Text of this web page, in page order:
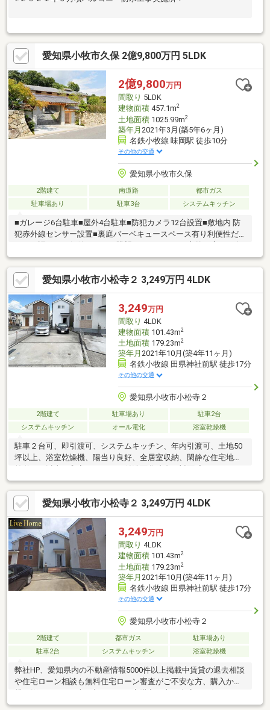
愛知県小牧市久保 2億9,800万円 5LDK
2億9,800万円
間取り 5LDK
建物面積457.1m2
土地面積1025.99m2
築年月 2021年3月(築5年6ヶ月)
名鉄小牧線 味岡駅 徒歩10分
その他の交通
愛知県小牧市久保
2階建て 南道路
都市ガス
駐車場あり
駐車3台 システムキッチン
■ガレージ6台駐車■屋外4台駐車■防犯カメラ12台設置■敷地内 防
犯赤外線センサー設置■裏庭バーベキュースペース有り利便性だ
古屋の街並みは、時に励まし、時に癒やしを与えてくれる唯一無
二のパートナー。この景色とともに歩む、ゆとりある暮らしを提
案します。岐阜県伝統建築家 飛騨高山の匠 に認定された宮大工が
施工 飛騨の伝統的な技と彫刻を取り入れて施工された住宅です。
屋根の軒下には雁用雲の彫刻を施し木造部分は、金物を仕様せ
ず、込み栓などの伝統的な組み方で仕上げています。壁面は漆喰
塗りでの仕上げ、神社やお寺と同様の仕上げです。
愛知県小牧市小松寺２ 3,249万円 4LDK
3,249万円
間取り 4LDK
建物面積101.43m2
土地面積179.23m2
築年月 2021年10月(築4年11ヶ月)
名鉄小牧線 田県神社前駅 徒歩17分
その他の交通
愛知県小牧市小松寺２
2階建て 駐車場あり
駐車2台
システムキッチン
オール電化 浴室乾燥機
駐車２台可、即引渡可、システムキッチン、年内引渡可、土地50
坪以上、浴室乾燥機、陽当り良好、全居室収納、閑静な住宅地、
トイレ２ヶ所、２階建、東南向き、南面バルコニー、オートバ
ス、温水洗浄便座、浴室に窓、ＴＶモニタ付インターホン、通風
良好、ウォークインクローゼット、ＩＨクッキングヒーター、小
学校 徒歩10分以内、周辺交通量少なめ、オール電化
愛知県小牧市小松寺２ 3,249万円 4LDK
3,249万円
間取り 4LDK
建物面積101.43m2
土地面積179.23m2
築年月 2021年10月(築4年11ヶ月)
名鉄小牧線 田県神社前駅 徒歩17分
その他の交通
愛知県小牧市小松寺２
2階建て 都市ガス
駐車場あり
駐車2台
システムキッチン 浴室乾燥機
弊社HP、愛知県内の不動産情報5000件以上掲載中賃貸の退去相談
や住宅ローン相談も無料住宅ローン審査がご不安な方、購入か賃
さい。当店であれば、頭金、自己資金がなくてもお家の購入が可